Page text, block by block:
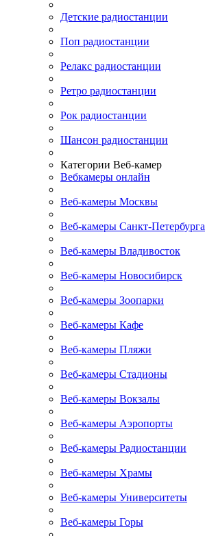
Детские радиостанции
Поп радиостанции
Релакс радиостанции
Ретро радиостанции
Рок радиостанции
Шансон радиостанции
Категории Веб-камер
Вебкамеры онлайн
Веб-камеры Москвы
Веб-камеры Санкт-Петербурга
Веб-камеры Владивосток
Веб-камеры Новосибирск
Веб-камеры Зоопарки
Веб-камеры Кафе
Веб-камеры Пляжи
Веб-камеры Стадионы
Веб-камеры Вокзалы
Веб-камеры Аэропорты
Веб-камеры Радиостанции
Веб-камеры Храмы
Веб-камеры Университеты
Веб-камеры Горы